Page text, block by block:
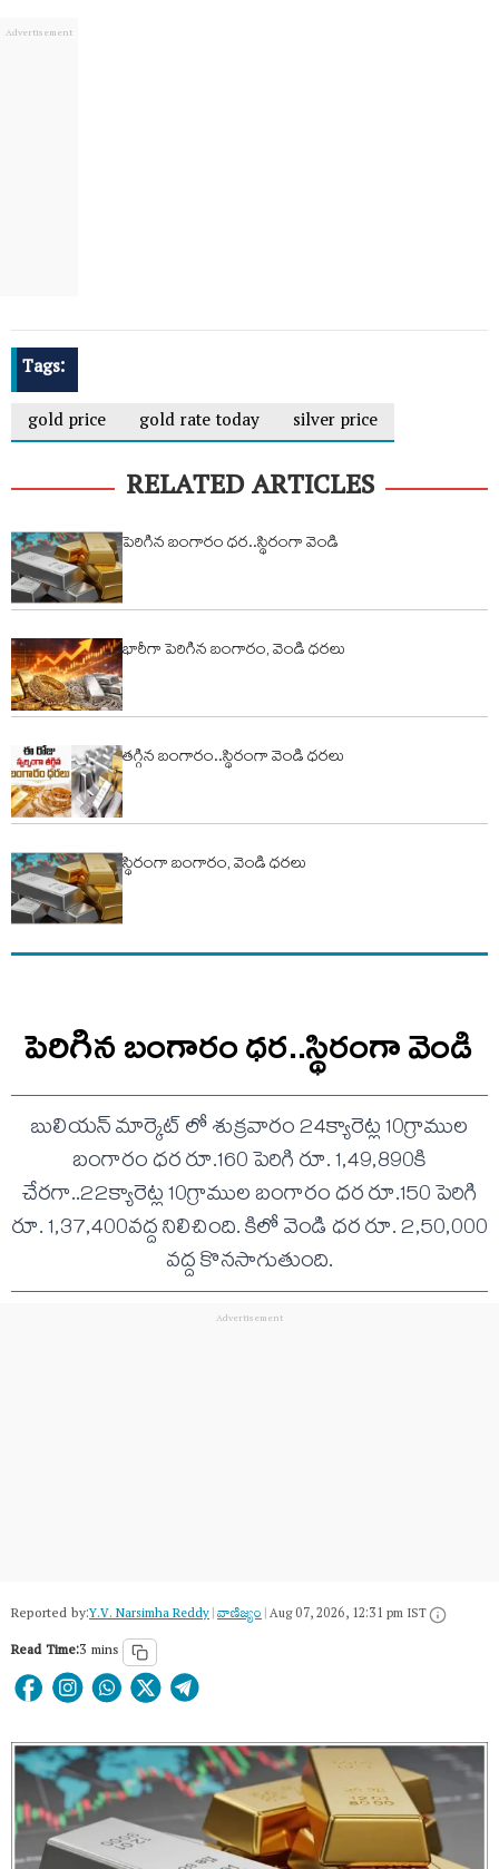
Tags:
gold price
gold rate today silver price
RELATED ARTICLES
పెరిగిన బంగారం ధర..స్థిరంగా వెండి
భారీగా పెరిగిన బంగారం, వెండి ధరలు
తగ్గిన బంగారం..స్థిరంగా వెండి ధరలు
స్థిరంగా బంగారం, వెండి ధరలు
పెరిగిన బంగారం ధర..స్థిరంగా వెండి
బులియన్ మార్కెట్ లో శుక్రవారం 24క్యారెట్ల 10గ్రాముల
బంగారం ధర రూ.160 పెరిగి రూ. 1,49,890కి
చేరగా..22క్యారెట్ల 10గ్రాముల బంగారం ధర రూ.150 పెరిగి
రూ. 1,37,400వద్ద నిలిచింది. కిలో వెండి ధర రూ. 2,50,000
వద్ద కొనసాగుతుంది.
Reported by:Y.V. Narsimha Reddy|వాణిజ్యం|Aug 07, 2026, 12:31 pm IST
Read Time:3 mins